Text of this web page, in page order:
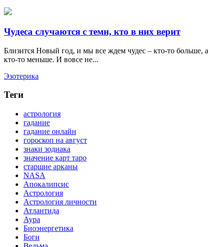
Чудеса случаются с теми, кто в них верит
Близится Новый год, и мы все ждем чудес – кто-то больше, а
кто-то меньше. И вовсе не...
Эзотерика
Теги
астрология
гадание
гадание онлайн
гороскоп на август
знаки зодиака
значение карт таро
старшие арканы
NASA
Апокалипсис
Астрология
Астрология личности
Атлантида
Аура
Биоэнергетика
Боги